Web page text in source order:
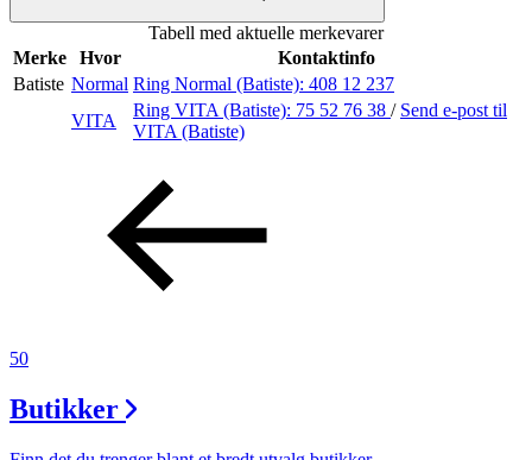
Merker
Inspirasjon
Tabell med aktuelle merkevarer
Merke
Hvor
Kontaktinfo
Batiste Normal Ring Normal (Batiste): 408 12 237
VITA
Ring VITA (Batiste): 75 52 76 38 / Send e-post til
VITA (Batiste)
50
Butikker